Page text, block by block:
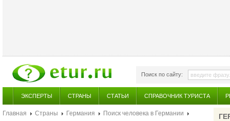
Поиск по сайту:
ЭКСПЕРТЫ СТРАНЫ СТАТЬИ СПРАВОЧНИК ТУРИСТА
Главная Страны Германия Поиск человека в Германии